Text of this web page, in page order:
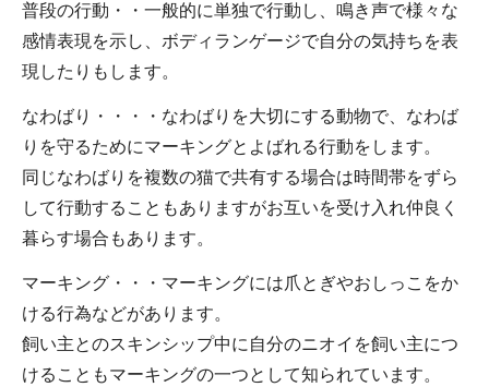
普段の行動・・一般的に単独で行動し、鳴き声で様々な
感情表現を示し、ボディランゲージで自分の気持ちを表
現したりもします。
なわばり・・・・なわばりを大切にする動物で、なわば
りを守るためにマーキングとよばれる行動をします。
同じなわばりを複数の猫で共有する場合は時間帯をずら
して行動することもありますがお互いを受け入れ仲良く
暮らす場合もあります。
マーキング・・・マーキングには爪とぎやおしっこをか
ける行為などがあります。
飼い主とのスキンシップ中に自分のニオイを飼い主につ
けることもマーキングの一つとして知られています。